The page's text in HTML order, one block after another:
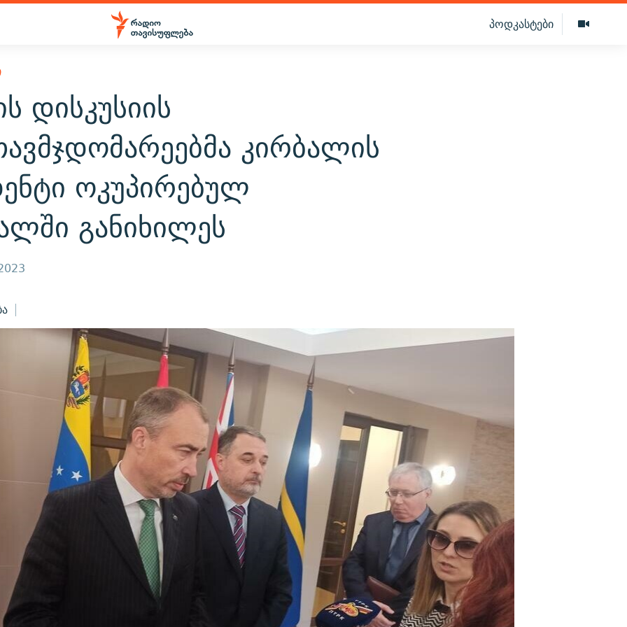
პოდკასტები
დისკუსიის
კირბალის
ოკუპირებულ
განიხილეს